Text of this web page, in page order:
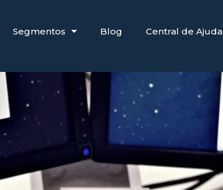
Segmentos Blog Central de Ajuda